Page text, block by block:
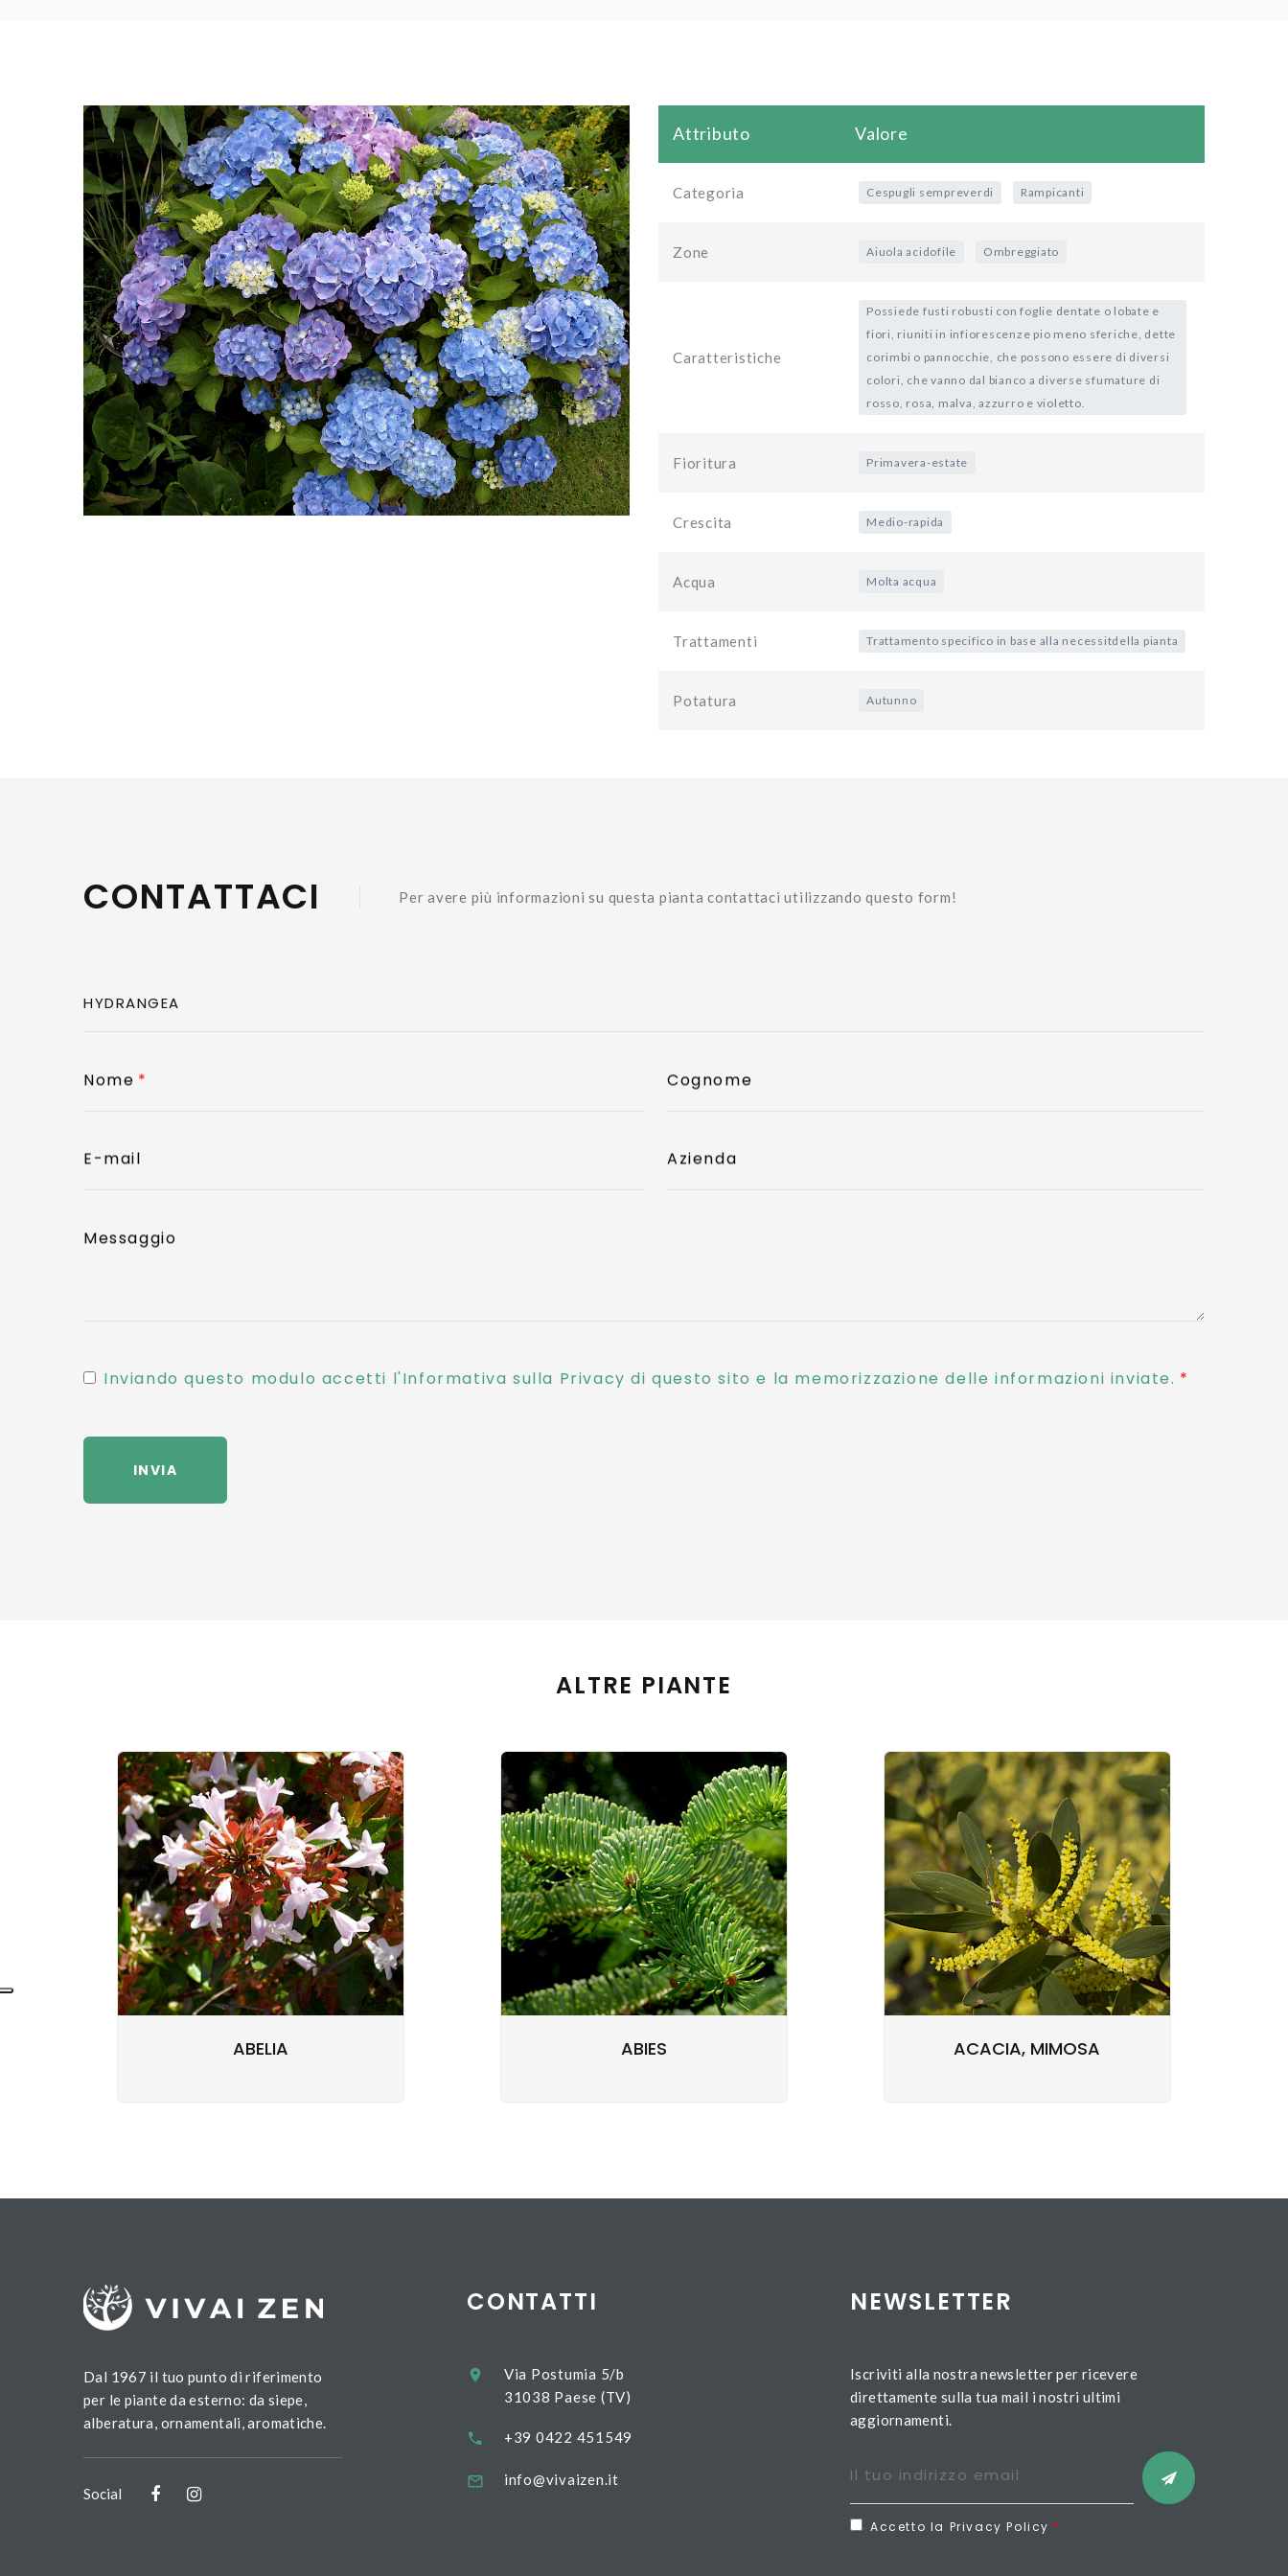
Attributo Valore
Categoria Cespugli sempreverdi Rampicanti
Zone Aiuola acidofile Ombreggiato
Caratteristiche
Possiede fusti robusti con foglie dentate o lobate e
fiori, riuniti in infiorescenze pio meno sferiche, dette
corimbi o pannocchie, che possono essere di diversi
colori, che vanno dal bianco a diverse sfumature di
rosso, rosa, malva, azzurro e violetto.
Fioritura Primavera-estate
Crescita Medio-rapida
Acqua Molta acqua
Trattamenti Trattamento specifico in base alla necessitdella pianta
Potatura Autunno
CONTATTACI Per avere più informazioni su questa pianta contattaci utilizzando questo form!
Nome Cognome
E-mail Azienda
Messaggio
Inviando questo modulo accetti l'Informativa sulla Privacy di questo sito e la memorizzazione delle informazioni inviate.
INVIA
ALTRE PIANTE
ABELIA ABIES ACACIA, MIMOSA
Dal 1967 il tuo punto di riferimento
per le piante da esterno: da siepe,
alberatura, ornamentali, aromatiche.
Social
CONTATTI
Via Postumia 5/b
31038 Paese (TV)
+39 0422 451549
info@vivaizen.it
NEWSLETTER
Iscriviti alla nostra newsletter per ricevere
direttamente sulla tua mail i nostri ultimi
aggiornamenti.
Accetto la Privacy Policy